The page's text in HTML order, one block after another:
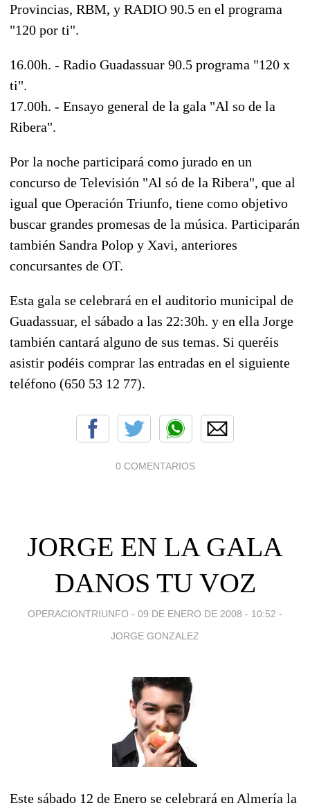
Provincias, RBM, y RADIO 90.5 en el programa
"120 por ti".
16.00h. - Radio Guadassuar 90.5 programa "120 x
ti".
17.00h. - Ensayo general de la gala "Al so de la
Ribera".
Por la noche participará como jurado en un
concurso de Televisión "Al só de la Ribera", que al
igual que Operación Triunfo, tiene como objetivo
buscar grandes promesas de la música. Participarán
también Sandra Polop y Xavi, anteriores
concursantes de OT.
Esta gala se celebrará en el auditorio municipal de
Guadassuar, el sábado a las 22:30h. y en ella Jorge
también cantará alguno de sus temas. Si queréis
asistir podéis comprar las entradas en el siguiente
teléfono (650 53 12 77).
0 COMENTARIOS
JORGE EN LA GALA
DANOS TU VOZ
OPERACIONTRIUNFO - 09 DE ENERO DE 2008 - 10:52 -
JORGE GONZALEZ
Este sábado 12 de Enero se celebrará en Almería la